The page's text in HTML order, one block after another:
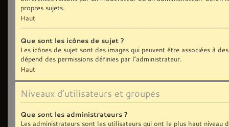
propres sujets.
Haut
Que sont les icônes de sujet ?
Les icônes de sujet sont des images qui peuvent être associées à
dépend des permissions définies par l’administrateur.
Haut
Niveaux d’utilisateurs et groupes
Que sont les administrateurs ?
Les administrateurs sont les utilisateurs qui ont le plus haut